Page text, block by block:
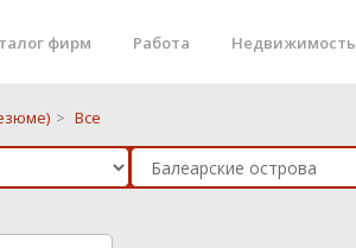
фирм Работа Недвижимость
> Все